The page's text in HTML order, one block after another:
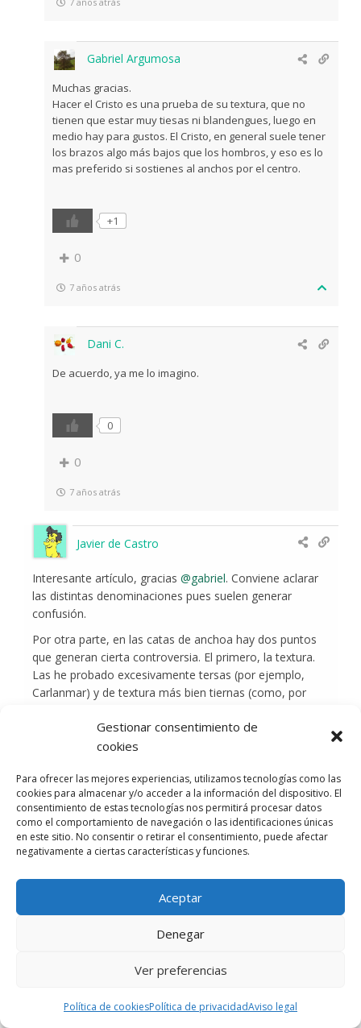
Gestionar consentimiento de
cookies
Para ofrecer las mejores experiencias, utilizamos tecnologías como las
cookies para almacenar y/o acceder a la información del dispositivo. El
consentimiento de estas tecnologías nos permitirá procesar datos
como el comportamiento de navegación o las identificaciones únicas
en este sitio. No consentir o retirar el consentimiento, puede afectar
negativamente a ciertas características y funciones.
Aceptar
Denegar
Ver preferencias
Política de cookiesPolítica de privacidadAviso legal
Gabriel Argumosa
Muchas gracias.
Hacer el Cristo es una prueba de su textura, que no
tienen que estar muy tiesas ni blandengues, luego en
medio hay para gustos. El Cristo, en general suele tener
los brazos algo más bajos que los hombros, y eso es lo
mas preferido si sostienes al anchos por el centro.
+1
0
7 años atrás
Dani C.
De acuerdo, ya me lo imagino.
0
0
7 años atrás
Javier de Castro
Interesante artículo, gracias@gabriel. Conviene aclarar
las distintas denominaciones pues suelen generar
confusión.
Por otra parte, en las catas de anchoa hay dos puntos
que generan cierta controversia. El primero, la textura.
Las he probado excesivamente tersas (por ejemplo,
Carlanmar) y de textura más bien tiernas (como, por
está el equilibrio, pero a veces este punto no es sencillo
de valorar con suficiente objetividad.
El segundo punto de discusión es el papel del aceite. De
nuevo hay dos extremos, el aceite suave y de sabor
neutro que se limita a realzar el sabor desnudo de la
anchoa sin aportar prácticamente nada, simplemente
conservando (es el caso de Revilla), o aquellas en las
que el sabor del aceite tiene un cierto protagonismo,
acompañando bien a la anchoa, aunque sin
enmascararla (caso de Ana María).
), tiene algo que decirnos.